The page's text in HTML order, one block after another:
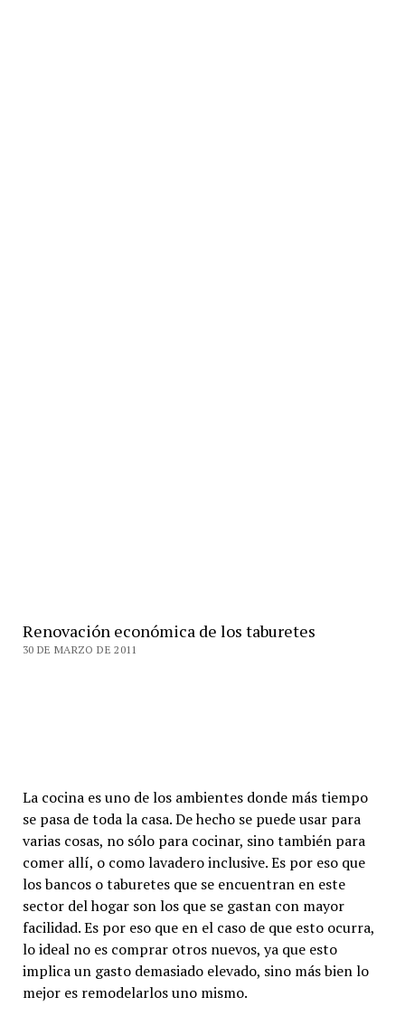
Renovación económica de los taburetes
30 DE MARZO DE 2011
La cocina es uno de los ambientes donde más tiempo
se pasa de toda la casa. De hecho se puede usar para
varias cosas, no sólo para cocinar, sino también para
comer allí, o como lavadero inclusive. Es por eso que
los bancos o taburetes que se encuentran en este
sector del hogar son los que se gastan con mayor
facilidad. Es por eso que en el caso de que esto ocurra,
lo ideal no es comprar otros nuevos, ya que esto
implica un gasto demasiado elevado, sino más bien lo
mejor es remodelarlos uno mismo.